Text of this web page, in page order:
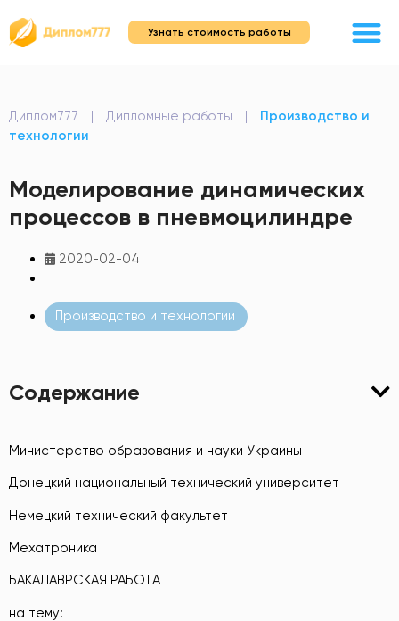
Узнать стоимость работы
Диплом777 | Дипломные работы |
Производство и
технологии
Моделирование динамических
процессов в пневмоцилиндре
2020-02-04
Производство и технологии
Содержание
Министерство образования и науки Украины
Донецкий национальный технический университет
Немецкий технический факультет
Мехатроника
БАКАЛАВРСКАЯ РАБОТА
на тему: